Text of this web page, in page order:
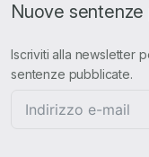
Nuove
Iscriviti alla newsletter
sentenze pubblicate.